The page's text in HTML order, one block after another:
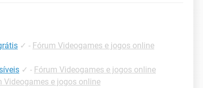
✓ - Fórum Videogames e jogos online
✓ - Fórum Videogames e jogos online
Videogames e jogos online